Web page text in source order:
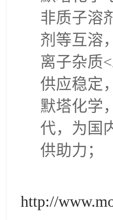
非质子溶
剂等互溶
离子杂质
供应稳定
默塔化学
代，为国
供助力；
http://